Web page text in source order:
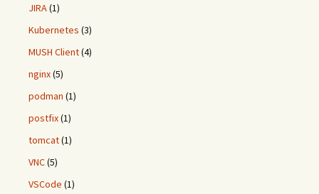
JIRA(1)
Kubernetes (3)
MUSH Client(4)
nginx(5)
podman (1)
postfix(1)
tomcat(1)
VNC(5)
VSCode (1)